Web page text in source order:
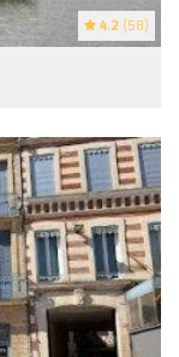
4.2 (58)